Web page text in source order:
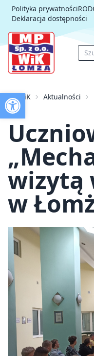
Otwórz pasek narzędzi
Polityka prywatności
Deklaracja dostępności
Strona główna
O nas
Aktualności
Przetargi
Kontakt
MPWiK Aktualności
wizytą
w